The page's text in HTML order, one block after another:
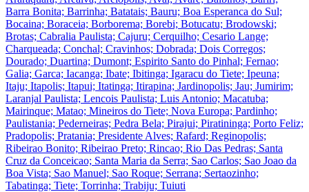
Barra Bonita; Barrinha; Batatais; Bauru; Boa Esperanca do Sul;
Bocaina; Boraceia; Borborema; Borebi; Botucatu; Brodowski;
Brotas; Cabralia Paulista; Cajuru; Cerquilho; Cesario Lange;
Charqueada; Conchal; Cravinhos; Dobrada; Dois Corregos;
Dourado; Duartina; Dumont; Espirito Santo do Pinhal; Fernao;
Galia; Garca; Iacanga; Ibate; Ibitinga; Igaracu do Tiete; Ipeuna;
Itaju; Itapolis; Itapui; Itatinga; Itirapina; Jardinopolis; Jau; Jumirim;
Laranjal Paulista; Lencois Paulista; Luis Antonio; Macatuba;
Mairinque; Matao; Mineiros do Tiete; Nova Europa; Pardinho;
Paulistania; Pederneiras; Pedra Bela; Pirajui; Piratininga; Porto Feliz;
Pradopolis; Pratania; Presidente Alves; Rafard; Reginopolis;
Ribeirao Bonito; Ribeirao Preto; Rincao; Rio Das Pedras; Santa
Cruz da Conceicao; Santa Maria da Serra; Sao Carlos; Sao Joao da
Boa Vista; Sao Manuel; Sao Roque; Serrana; Sertaozinho;
Tabatinga; Tiete; Torrinha; Trabiju; Tuiuti